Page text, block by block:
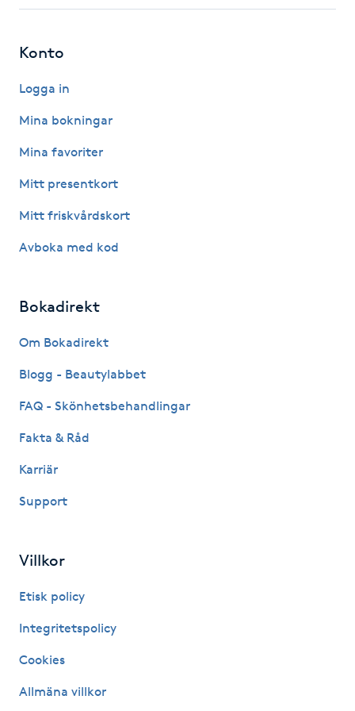
Fotvård
Fransborttagning
Fransfärgning
Fransk manikyr
Fransrengöring
Friskvård
Frisör
Funktionsanalys
Konto
Logga in
Mina bokningar
Mina favoriter
Mitt presentkort
Mitt friskvårdskort
Avboka med kod
Bokadirekt
Om Bokadirekt
Blogg - Beautylabbet
FAQ - Skönhetsbehandlingar
Fakta & Råd
Karriär
Support
Villkor
Etisk policy
Integritetspolicy
Cookies
Allmäna villkor